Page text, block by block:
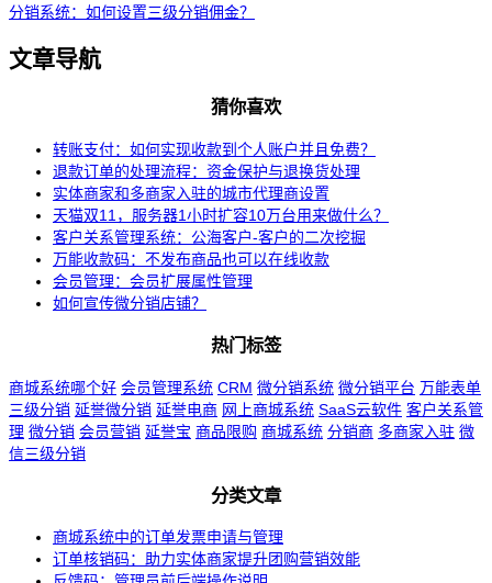
分销系统：如何设置三级分销佣金？
文章导航
猜你喜欢
转账支付：如何实现收款到个人账户并且免费？
退款订单的处理流程：资金保护与退换货处理
实体商家和多商家入驻的城市代理商设置
天猫双11，服务器1小时扩容10万台用来做什么？
客户关系管理系统：公海客户-客户的二次挖掘
万能收款码：不发布商品也可以在线收款
会员管理：会员扩展属性管理
如何宣传微分销店铺？
热门标签
商城系统哪个好 会员管理系统 CRM 微分销系统 微分销平台 万能表单
三级分销 延誉微分销 延誉电商 网上商城系统 SaaS云软件 客户关系管
理 微分销 会员营销 延誉宝 商品限购 商城系统 分销商 多商家入驻 微
信三级分销
分类文章
商城系统中的订单发票申请与管理
订单核销码：助力实体商家提升团购营销效能